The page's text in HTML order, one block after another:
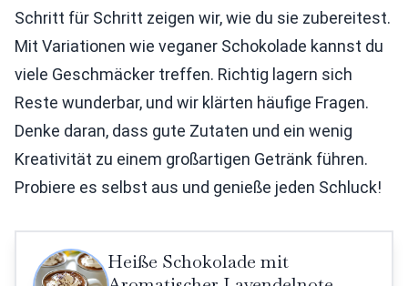
Schritt für Schritt zeigen wir, wie du sie zubereitest.
Mit Variationen wie veganer Schokolade kannst du
viele Geschmäcker treffen. Richtig lagern sich
Reste wunderbar, und wir klärten häufige Fragen.
Denke daran, dass gute Zutaten und ein wenig
Kreativität zu einem großartigen Getränk führen.
Probiere es selbst aus und genieße jeden Schluck!
Heiße Schokolade mit